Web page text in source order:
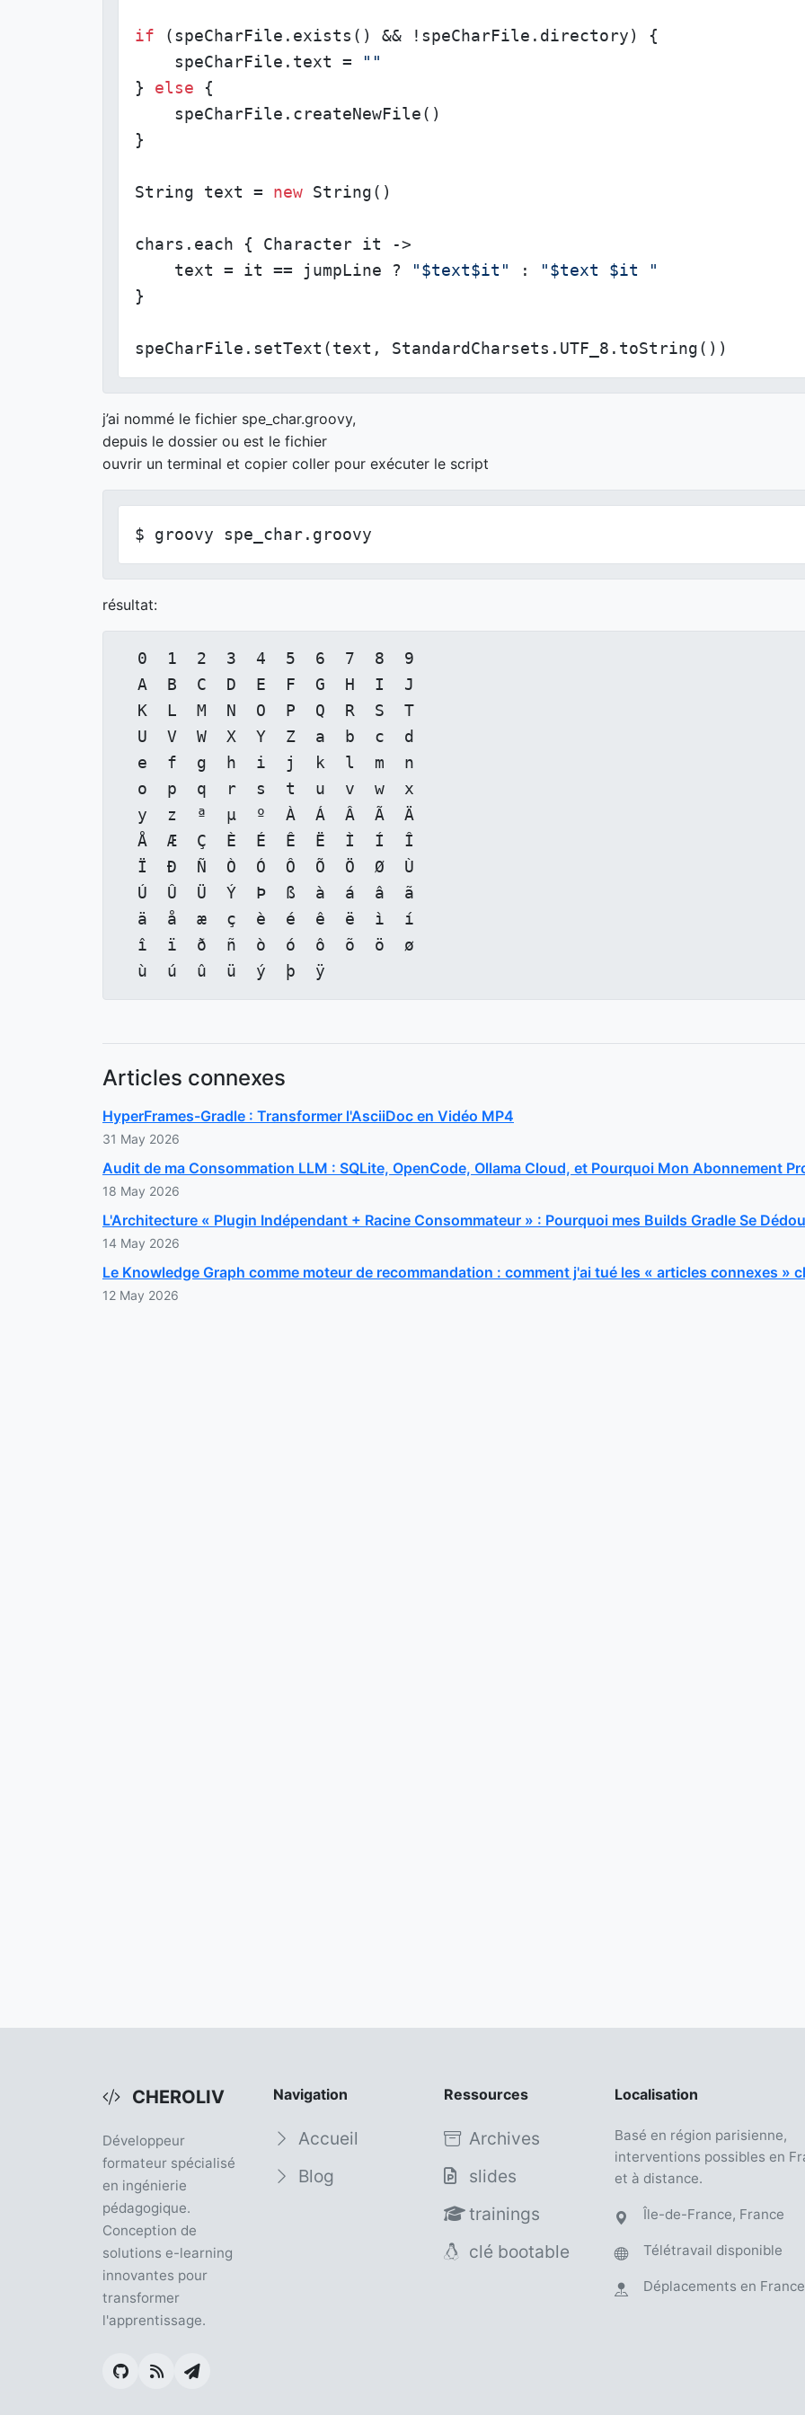
if (speCharFile.exists() && !speCharFile.directory) {
    speCharFile.text =
""
} else {
    speCharFile.createNewFile()
}
String text = new String()
chars.each { Character it ->
    text = it == jumpLine ?
"$text$it" :
"$text $it "
}
speCharFile.setText(text, StandardCharsets.UTF_8.toString())
j’ai nommé le fichier spe_char.groovy,
depuis le dossier ou est le fichier
ouvrir un terminal et copier coller pour exécuter le script
$ groovy spe_char.groovy
résultat:
  0  1  2  3  4  5  6  7  8  9
  A  B  C  D  E  F  G  H  I  J
  K  L  M  N  O  P  Q  R  S  T
  U  V  W  X  Y  Z  a  b  c  d
  e  f  g  h  i  j  k  l  m  n
  o  p  q  r  s  t  u  v  w  x
  y  z  ª  µ  º  À  Á  Â  Ã  Ä
  Å  Æ  Ç  È  É  Ê  Ë  Ì  Í  Î
  Ï  Ð  Ñ  Ò  Ó  Ô  Õ  Ö  Ø  Ù
  Ú  Û  Ü  Ý  Þ  ß  à  á  â  ã
  ä  å  æ  ç  è  é  ê  ë  ì  í
  î  ï  ð  ñ  ò  ó  ô  õ  ö  ø
  ù  ú  û  ü  ý  þ  ÿ
Articles connexes
HyperFrames-Gradle : Transformer l'AsciiDoc en Vidéo MP4
31 May 2026
Audit de ma Consommation LLM : SQLite, OpenCode, Ollama Cloud, et Pourquoi Mon Abonnement
18 May 2026
L'Architecture « Plugin Indépendant + Racine Consommateur » : Pourquoi mes Builds Gradle Se
14 May 2026
Le Knowledge Graph comme moteur de recommandation : comment j'ai tué les « articles connexes »
12 May 2026
CHEROLIV
Développeur
formateur spécialisé
en ingénierie
pédagogique.
Conception de
solutions e-learning
innovantes pour
transformer
l'apprentissage.
Navigation
Accueil
Blog
Ressources
Archives
slides
trainings
clé bootable
Localisation
Basé en région parisienne,
interventions possibles en
et à distance.
Île-de-France, France
Télétravail disponible
Déplacements en France